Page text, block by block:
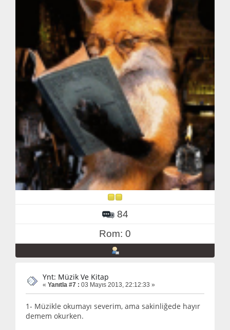
84
Rom: 0
Ynt: Müzik Ve Kitap
« Yanıtla #7 : 03 Mayıs 2013, 22:12:33 »
1- Müzikle okumayı severim, ama sakinliğede hayır
demem okurken.